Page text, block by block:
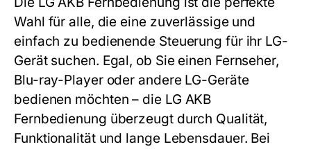
Wahl für alle, die eine zuverlässige und
einfach zu bedienende Steuerung für ihr LG-
Gerät suchen. Egal, ob Sie einen Fernseher,
Blu-ray-Player oder andere LG-Geräte
bedienen möchten – die LG AKB
Fernbedienung überzeugt durch Qualität,
Funktionalität und lange Lebensdauer. Bei